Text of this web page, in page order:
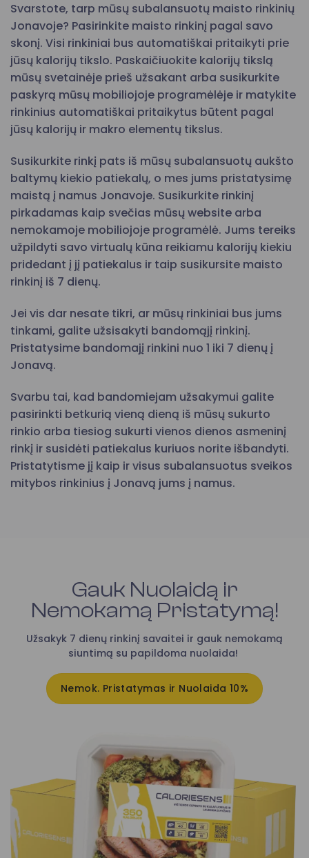
Svarstote, tarp mūsų subalansuotų maisto rinkinių
Jonavoje? Pasirinkite maisto rinkinį pagal savo
skonį. Visi rinkiniai bus automatiškai pritaikyti prie
jūsų kalorijų tikslo. Paskaičiuokite kalorijų tikslą
mūsų svetainėje prieš užsakant arba susikurkite
paskyrą mūsų mobiliojoje programėlėje ir matykite
rinkinius automatiškai pritaikytus būtent pagal
jūsų kalorijų ir makro elementų tikslus.
Susikurkite rinkį pats iš mūsų subalansuotų aukšto
baltymų kiekio patiekalų, o mes jums pristatysimę
maistą į namus Jonavoje. Susikurkite rinkinį
pirkadamas kaip svečias mūsų website arba
nemokamoje mobiliojoje programėlė. Jums tereiks
užpildyti savo virtualų kūna reikiamu kalorijų kiekiu
pridedant į jį patiekalus ir taip susikursite maisto
rinkinį iš 7 dienų.
Jei vis dar nesate tikri, ar mūsų rinkiniai bus jums
tinkami, galite užsisakyti bandomąjį rinkinį.
Pristatysime bandomajį rinkini nuo 1 iki 7 dienų į
Jonavą.
Svarbu tai, kad bandomiejam užsakymui galite
pasirinkti betkurią vieną dieną iš mūsų sukurto
rinkio arba tiesiog sukurti vienos dienos asmeninį
rinkį ir susidėti patiekalus kuriuos norite išbandyti.
Pristatytisme jį kaip ir visus subalansuotus sveikos
mitybos rinkinius į Jonavą jums į namus.
Gauk Nuolaidą ir
Nemokamą Pristatymą!
Užsakyk 7 dienų rinkinį savaitei ir gauk nemokamą
siuntimą su papildoma nuolaida!
Nemok. Pristatymas ir Nuolaida 10%